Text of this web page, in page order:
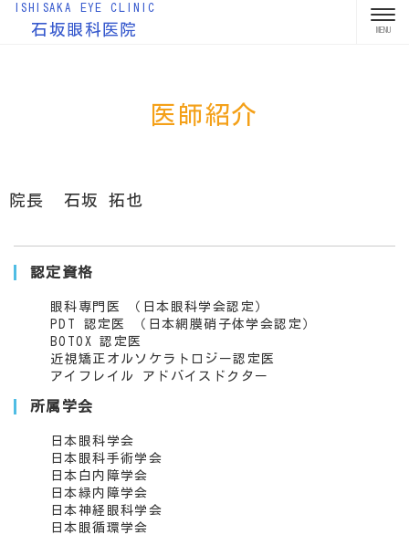
ISHISAKA EYE CLINIC
石坂眼科医院
医師紹介
院長 石坂 拓也
認定資格
眼科専門医 （日本眼科学会認定）
PDT 認定医 （日本網膜硝子体学会認定）
BOTOX 認定医
近視矯正オルソケラトロジー認定医
アイフレイル アドバイスドクター
所属学会
日本眼科学会
日本眼科手術学会
日本白内障学会
日本緑内障学会
日本神経眼科学会
日本眼循環学会